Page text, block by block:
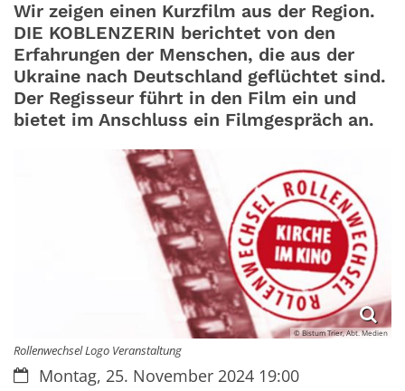
Wir zeigen einen Kurzfilm aus der Region.
DIE KOBLENZERIN berichtet von den
Erfahrungen der Menschen, die aus der
Ukraine nach Deutschland geflüchtet sind.
Der Regisseur führt in den Film ein und
bietet im Anschluss ein Filmgespräch an.
© Bistum Trier, Abt. Medien
Rollenwechsel Logo Veranstaltung
Datum:Montag, 25. November 2024 19:00